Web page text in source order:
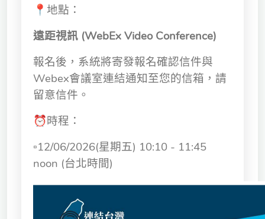
📍地點：
遠距視訊 (WebEx Video Conference)
報名後，系統將寄發報名確認信件與
Webex會議室連結通知至您的信箱，請
留意信件。
⏰時程：
▫️12/06/2026(星期五) 10:10 - 11:45
noon (台北時間)